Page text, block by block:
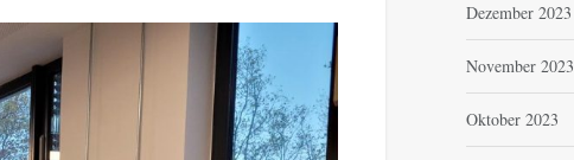
Dezember 2023
November 2023
Oktober 2023